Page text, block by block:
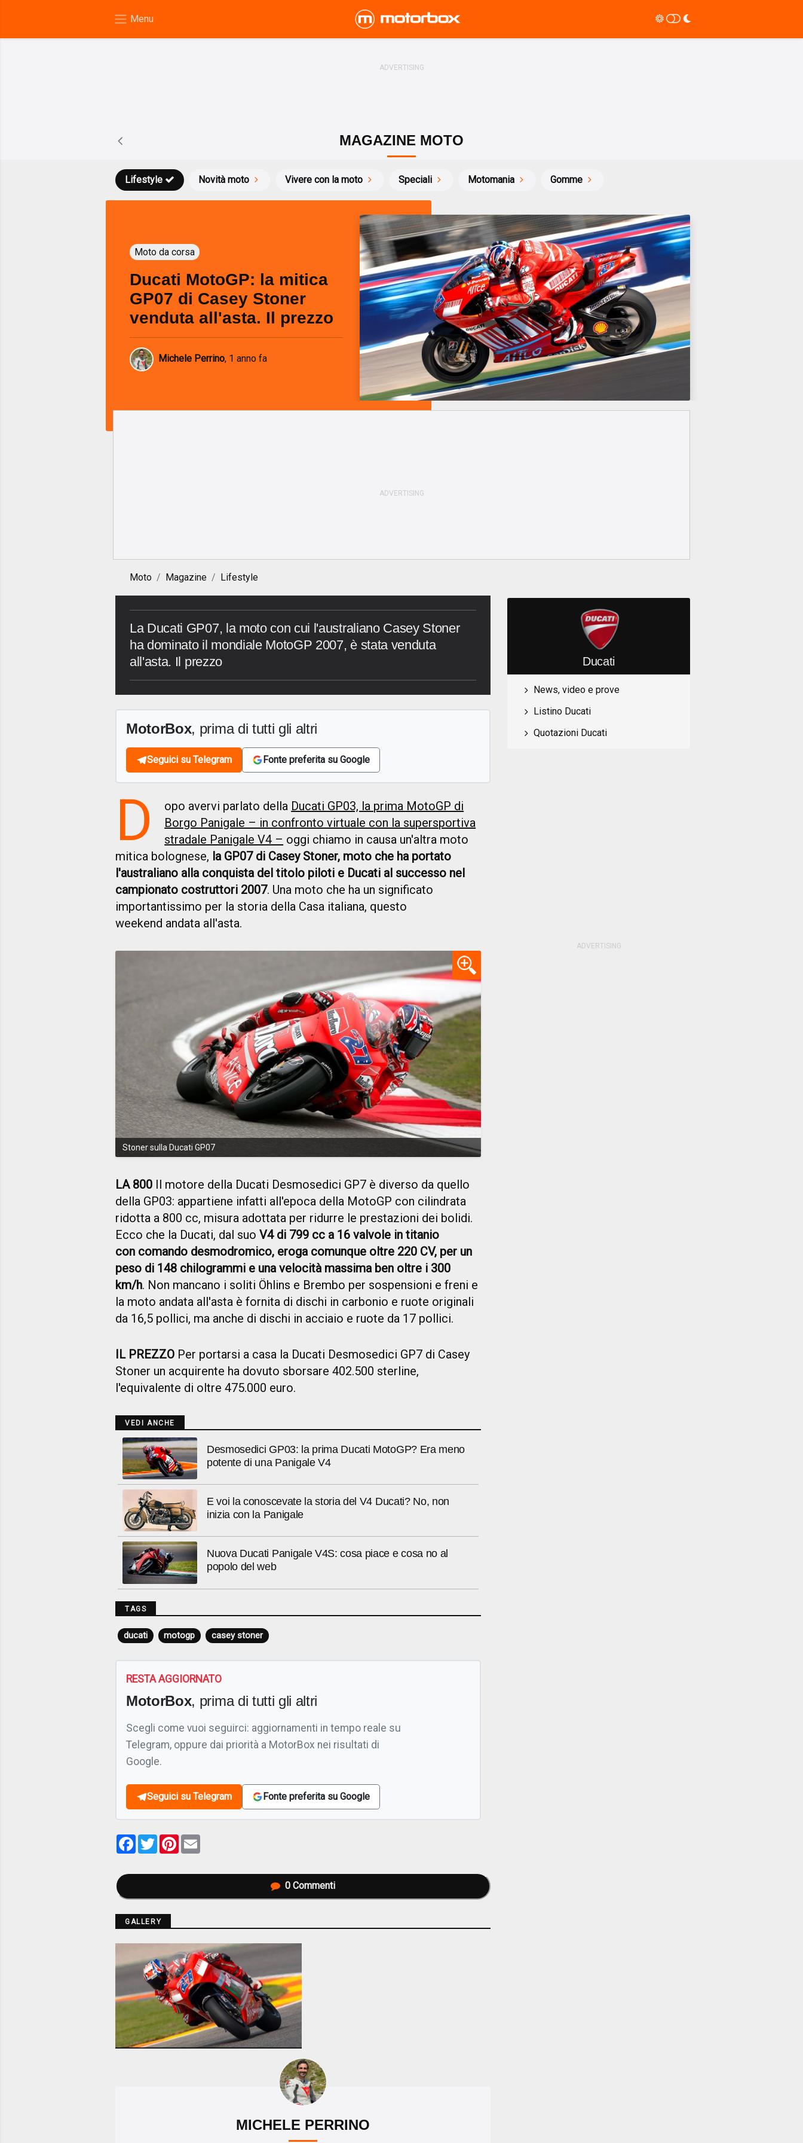
MAGAZINE MOTO
Novità moto Vivere con la moto
Lifestyle Speciali Motomania Gomme
Moto da corsa
Ducati MotoGP: la mitica
GP07 di Casey Stoner
venduta all'asta. Il prezzo
Michele Perrino, 1 anno fa
Moto Magazine Lifestyle
La Ducati GP07, la moto con cui l'australiano Casey Stoner
ha dominato il mondiale MotoGP 2007, è stata venduta
all'asta. Il prezzo
MotorBox, prima di tutti gli altri
Seguici su Telegram Fonte preferita su Google
D opo avervi parlato della Ducati GP03, la prima MotoGP di
Borgo Panigale – in confronto virtuale con la supersportiva
stradale Panigale V4 – oggi chiamo in causa un'altra moto
mitica bolognese, la GP07 di Casey Stoner, moto che ha portato
l'australiano alla conquista del titolo piloti e Ducati al successo nel
campionato costruttori 2007. Una moto che ha un significato
importantissimo per la storia della Casa italiana, questo
weekend andata all'asta.
Stoner sulla Ducati GP07
LA 800 Il motore della Ducati Desmosedici GP7 è diverso da quello
della GP03: appartiene infatti all'epoca della MotoGP con cilindrata
ridotta a 800 cc, misura adottata per ridurre le prestazioni dei bolidi.
Ecco che la Ducati, dal suo V4 di 799 cc a 16 valvole in titanio
con comando desmodromico, eroga comunque oltre 220 CV, per un
peso di 148 chilogrammi e una velocità massima ben oltre i 300
km/h. Non mancano i soliti Öhlins e Brembo per sospensioni e freni e
la moto andata all'asta è fornita di dischi in carbonio e ruote originali
da 16,5 pollici, ma anche di dischi in acciaio e ruote da 17 pollici.
IL PREZZO Per portarsi a casa la Ducati Desmosedici GP7 di Casey
Stoner un acquirente ha dovuto sborsare 402.500 sterline,
l'equivalente di oltre 475.000 euro.
VEDI ANCHE
Desmosedici GP03: la prima Ducati MotoGP? Era meno
potente di una Panigale V4
E voi la conoscevate la storia del V4 Ducati? No, non
inizia con la Panigale
Nuova Ducati Panigale V4S: cosa piace e cosa no al
popolo del web
TAGS
ducati motogp casey stoner
RESTA AGGIORNATO
MotorBox, prima di tutti gli altri
Scegli come vuoi seguirci: aggiornamenti in tempo reale su
Telegram, oppure dai priorità a MotorBox nei risultati di
Google.
Seguici su Telegram Fonte preferita su Google
Facebook
TwitterPinterest
0 Commenti
GALLERY
MICHELE PERRINO
Ducati
News, video e prove
Listino Ducati
Quotazioni Ducati